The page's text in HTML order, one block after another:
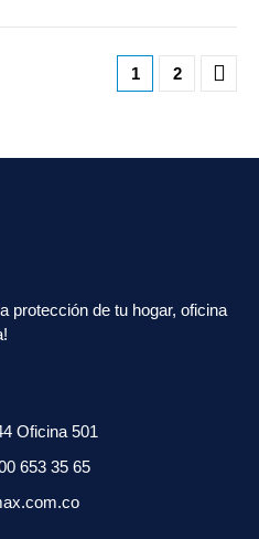
1 2
protección de tu hogar, oficina
Oficina 501
653 35 65